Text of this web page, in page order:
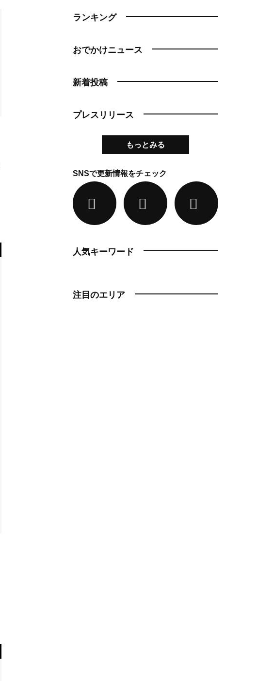
ランキング
おでかけニュース
新着投稿
プレスリリース
もっとみる
SNSで更新情報をチェック
人気キーワード
注目のエリア